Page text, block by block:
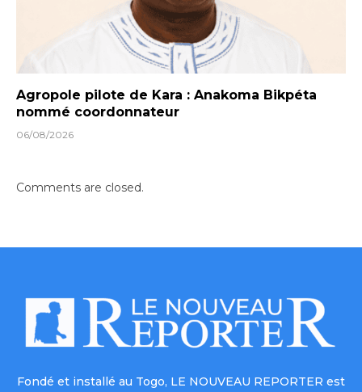
Agropole pilote de Kara : Anakoma Bikpéta
nommé coordonnateur
06/08/2026
Comments are closed.
Fondé et installé au Togo, LE NOUVEAU REPORTER est